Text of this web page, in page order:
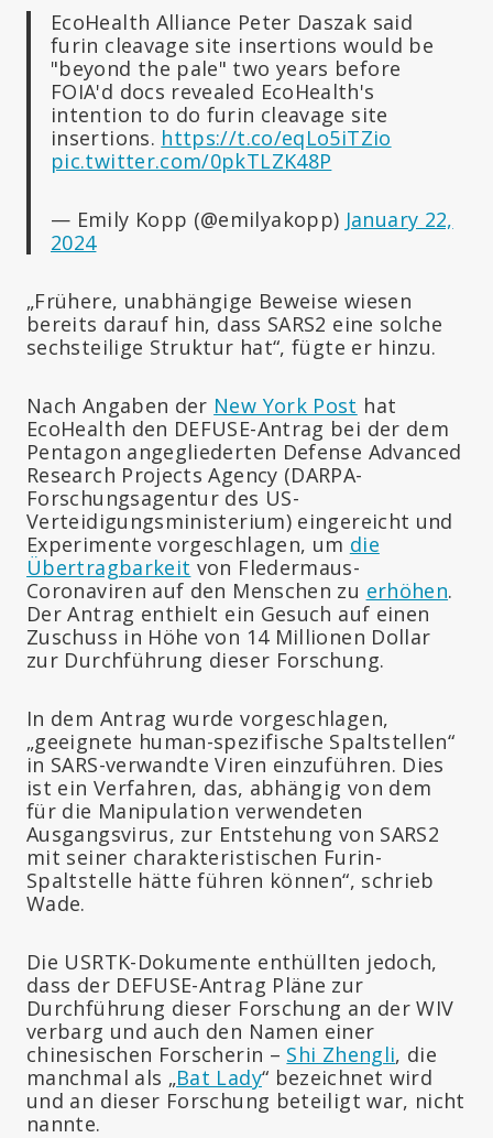
EcoHealth Alliance Peter Daszak said
furin cleavage site insertions would be
"beyond the pale" two years before
FOIA'd docs revealed EcoHealth's
intention to do furin cleavage site
insertions. https://t.co/eqLo5iTZio
pic.twitter.com/0pkTLZK48P
— Emily Kopp (@emilyakopp) January 22,
2024
„Frühere, unabhängige Beweise wiesen
bereits darauf hin, dass SARS2 eine solche
sechsteilige Struktur hat“, fügte er hinzu.
Nach Angaben der New York Post hat
EcoHealth den DEFUSE-Antrag bei der dem
Pentagon angegliederten Defense Advanced
Research Projects Agency (DARPA-
Forschungsagentur des US-
Verteidigungsministerium) eingereicht und
Experimente vorgeschlagen, um die
Übertragbarkeit von Fledermaus-
Coronaviren auf den Menschen zu erhöhen.
Der Antrag enthielt ein Gesuch auf einen
Zuschuss in Höhe von 14 Millionen Dollar
zur Durchführung dieser Forschung.
In dem Antrag wurde vorgeschlagen,
„geeignete human-spezifische Spaltstellen“
in SARS-verwandte Viren einzuführen. Dies
ist ein Verfahren, das, abhängig von dem
für die Manipulation verwendeten
Ausgangsvirus, zur Entstehung von SARS2
mit seiner charakteristischen Furin-
Spaltstelle hätte führen können“, schrieb
Wade.
Die USRTK-Dokumente enthüllten jedoch,
dass der DEFUSE-Antrag Pläne zur
Durchführung dieser Forschung an der WIV
verbarg und auch den Namen einer
chinesischen Forscherin – Shi Zhengli, die
manchmal als „Bat Lady“ bezeichnet wird
und an dieser Forschung beteiligt war, nicht
nannte.